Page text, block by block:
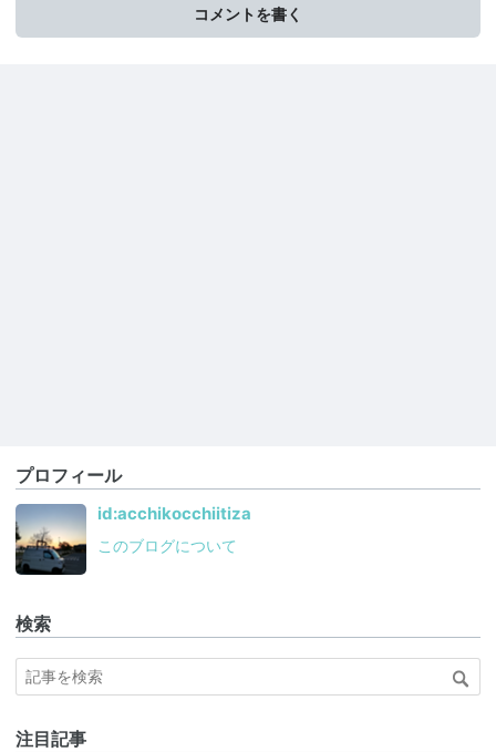
コメントを書く
プロフィール
id:acchikocchiitiza
このブログについて
検索
注目記事